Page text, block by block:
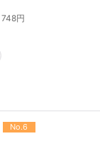
2,750円
No.6